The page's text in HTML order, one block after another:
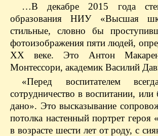
…В декабре 2015 года
образования НИУ «Высшая
стильные, словно бы
фотоизображения пяти людей,
XX веке. Это Антон
Монтессори, академик Василий
«Перед воспитателем
сотрудничество в воспитании,
дано». Это высказывание
потолка настенный портрет
в возрасте шести лет от роду, с